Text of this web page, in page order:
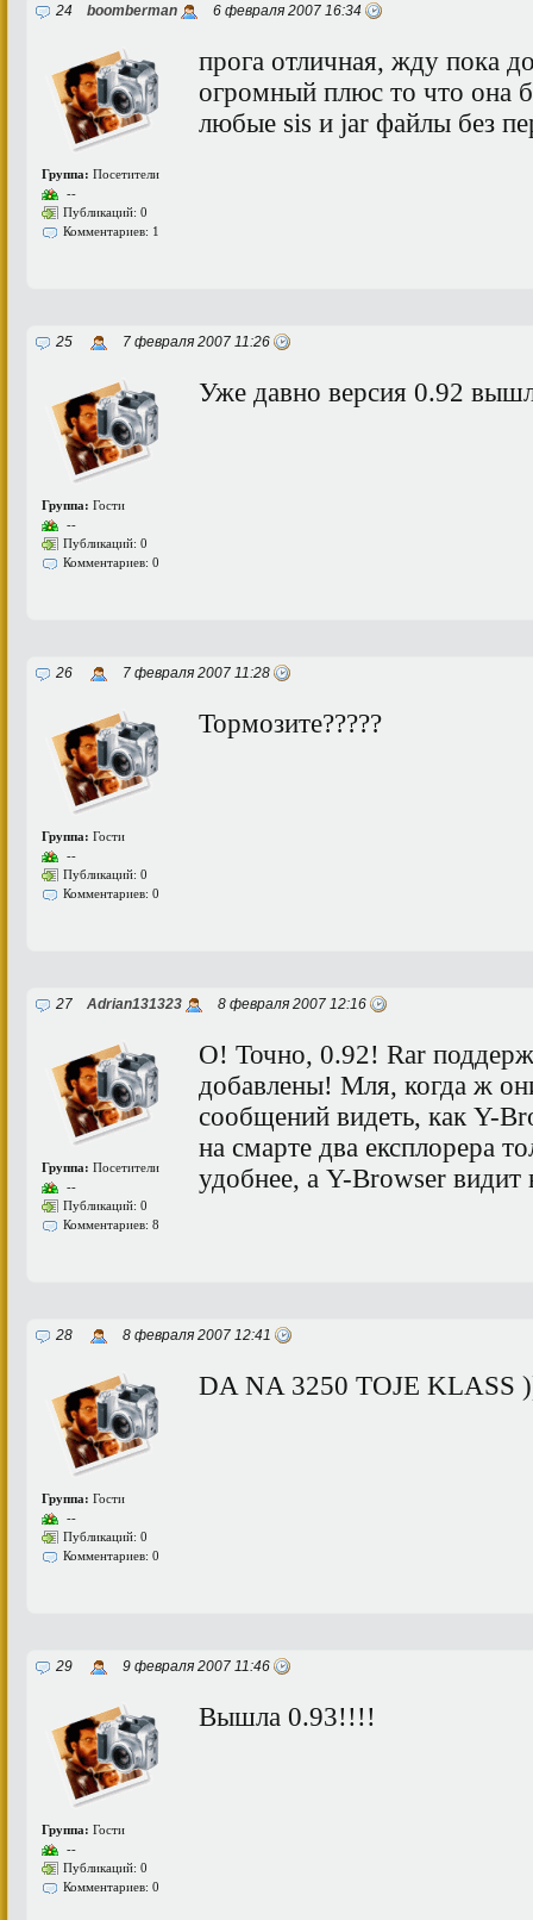
24 boomberman 6 февраля 2007 16:34
Группа: Посетители
--
Публикаций: 0
Комментариев: 1
прога отличная, жду пока
огромный плюс то что она
любые sis и jar файлы без
25 7 февраля 2007 11:26
Группа: Гости
--
Публикаций: 0
Комментариев: 0
Уже давно версия 0.92
26 7 февраля 2007 11:28
Группа: Гости
--
Публикаций: 0
Комментариев: 0
Тормозите?????
27 Adrian131323 8 февраля 2007 12:16
Группа: Посетители
--
Публикаций: 0
Комментариев: 8
О! Точно, 0.92! Rar
добавлены! Мля, когда ж
сообщений видеть, как Y-
на смарте два експлорера
удобнее, а Y-Browser
28 8 февраля 2007 12:41
Группа: Гости
--
Публикаций: 0
Комментариев: 0
DA NA 3250 TOJE
29 9 февраля 2007 11:46
Группа: Гости
--
Публикаций: 0
Комментариев: 0
Вышла 0.93!!!!